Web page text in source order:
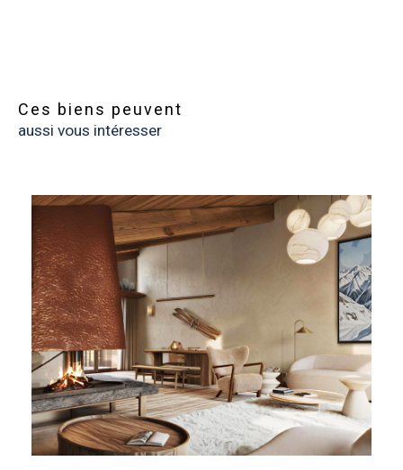
Ces biens peuvent
aussi vous intéresser